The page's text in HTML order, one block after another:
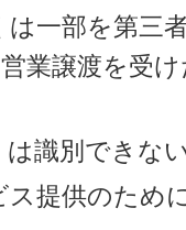
一部を第三
業譲渡を受
識別できな
提供のため